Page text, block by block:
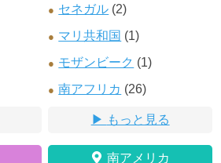
セネガル (2)
マリ共和国 (1)
モザンビーク (1)
南アフリカ (26)
もっと見る
南アメリカ